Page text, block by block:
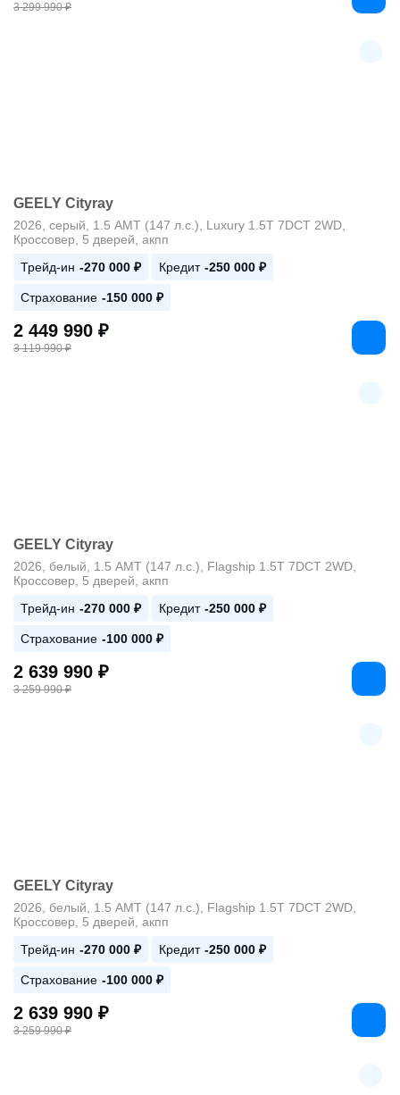
3 299 990 ₽
GEELY Cityray
2026, серый, 1.5 AMT (147 л.с.), Luxury 1.5T 7DCT 2WD,
Кроссовер, 5 дверей, акпп
Трейд-ин -270 000 ₽ Кредит -250 000 ₽
Страхование -150 000 ₽
2 449 990 ₽
3 119 990 ₽
GEELY Cityray
2026, белый, 1.5 AMT (147 л.с.), Flagship 1.5T 7DCT 2WD,
Кроссовер, 5 дверей, акпп
Трейд-ин -270 000 ₽ Кредит -250 000 ₽
Страхование -100 000 ₽
2 639 990 ₽
3 259 990 ₽
GEELY Cityray
2026, белый, 1.5 AMT (147 л.с.), Flagship 1.5T 7DCT 2WD,
Кроссовер, 5 дверей, акпп
Трейд-ин -270 000 ₽ Кредит -250 000 ₽
Страхование -100 000 ₽
2 639 990 ₽
3 259 990 ₽